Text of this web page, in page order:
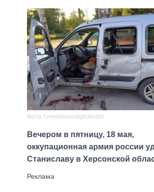
Фото: t.me/olexandrprokudin
Вечером в пятницу, 18 мая,
оккупационная армия россии
Станиславу в Херсонской